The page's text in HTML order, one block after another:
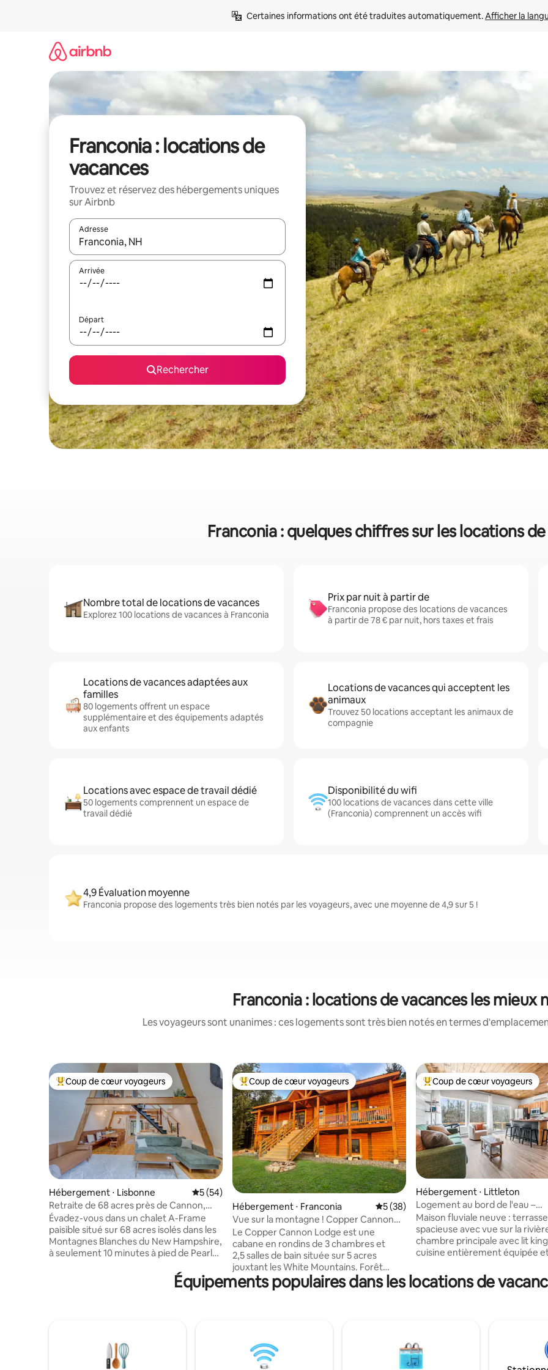
Certaines informations ont été traduites automatiquement. Afficher la
Franconia : locations de
vacances
Trouvez et réservez des hébergements uniques
sur Airbnb
Adresse
Lorsque les résultats s'affichent, utilisez les flèches vers le haut et vers le bas pour les parcourir ou en appuyant et en
Arrivée
Départ
Rechercher
Franconia : quelques chiffres sur les locations
Nombre total de locations de vacances
Explorez 100 locations de vacances à Franconia
Prix par nuit à partir de
Franconia propose des locations de vacances
à partir de 78 € par nuit, hors taxes et frais
Locations de vacances adaptées aux
familles
80 logements offrent un espace
supplémentaire et des équipements adaptés
aux enfants
Locations de vacances qui acceptent les
animaux
Trouvez 50 locations acceptant les animaux de
compagnie
Locations avec espace de travail dédié
50 logements comprennent un espace de
travail dédié
Disponibilité du wifi
100 locations de vacances dans cette ville
(Franconia) comprennent un accès wifi
4,9 Évaluation moyenne
Franconia propose des logements très bien notés par les voyageurs, avec une moyenne de 4,9 sur 5 !
Franconia : locations de vacances les mieux
Les voyageurs sont unanimes : ces logements sont très bien notés en termes
Coups de cœur voyageurs les plus appréciés
Coup de cœur voyageurs
Hébergement ⋅ Lisbonne Évaluation moyenne sur la base de 54 commentaires : 5 sur 5
5 (54)
Retraite de 68 acres près de Cannon,
jacuzzi et accès au lac
Évadez-vous dans un chalet A-Frame
paisible situé sur 68 acres isolés dans les
Montagnes Blanches du New Hampshire,
à seulement 10 minutes à pied de Pearl
montagnes, d'un jacuzzi sous les étoiles,
de sentiers de randonnée privés et de la
ends d'automne pour admirer les
couleurs, les voyages de ski et les
Coups de cœur voyageurs les plus appréciés
Coup de cœur voyageurs
Hébergement ⋅ Franconia Évaluation moyenne sur la base de 38
5 (38)
Vue sur la montagne ! Copper Cannon
Lodge à Franconia
Le Copper Cannon Lodge est une
cabane en rondins de 3 chambres et
2,5 salles de bain située sur 5 acres
jouxtant les White Mountains. Forêt
nationale – le paradis ! Il est facile d'aller
au Lupine Fest en voiture. Profitez des
randonnée/pistes cyclables et de lieux
de baignade. Cannon Mtn, Echo Lake,
Coups de cœur voyageurs les
Coup de cœur voyageurs
Hébergement ⋅ Littleton
Logement au bord de l'eau –
2 lits/2,5 salles de bain à
centre-ville
Maison fluviale neuve : terrasse
spacieuse avec vue sur la
chambre principale avec lit
cuisine entièrement équipée
ou les petites familles • Climatisation
dans chaque pièce • 2
pour 2 véhicules • Wifi haut
Espace de travail dédié À quelques
minutes des restaurants et des
Équipements populaires dans les locations de